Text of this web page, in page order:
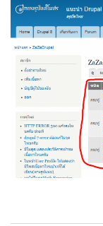
about รบกวนสอ